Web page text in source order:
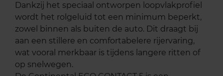
Dankzij het speciaal ontworpen loopvlakprofiel
wordt het rolgeluid tot een minimum beperkt,
zowel binnen als buiten de auto. Dit draagt bij
aan een stillere en comfortabelere rijervaring,
wat vooral merkbaar is tijdens langere ritten of
op snelwegen.